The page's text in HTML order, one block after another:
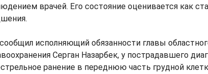
врачей. Его состояние оценивается как
исполняющий обязанности главы
Серган Назарбек, у пострадавшего
ранение в переднюю часть грудной